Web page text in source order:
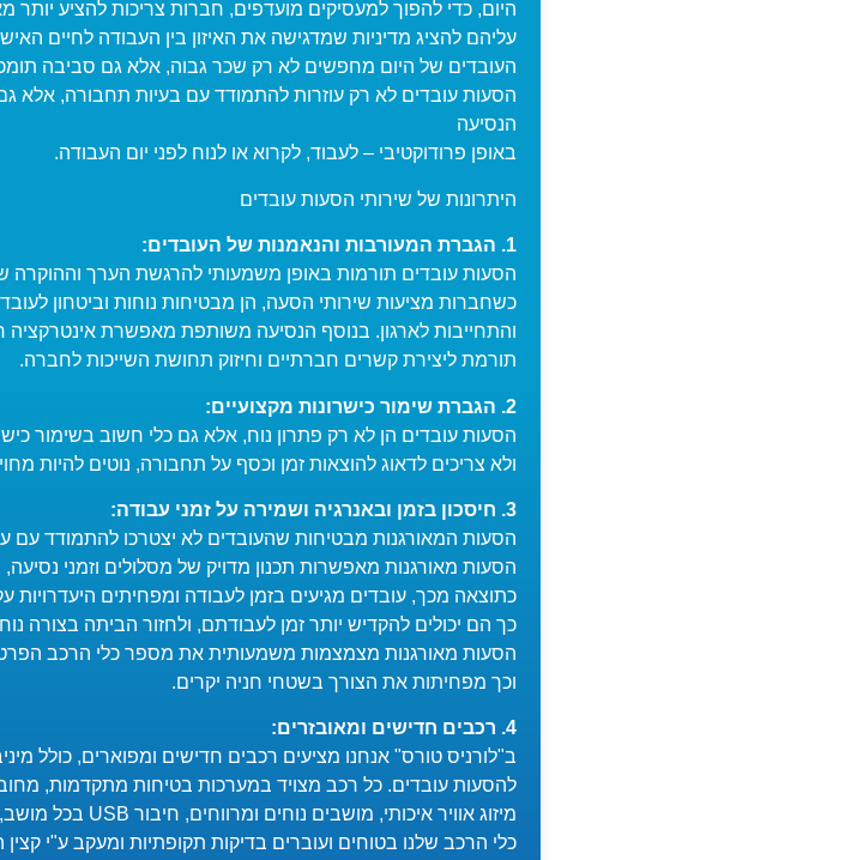
היום, כדי להפוך למעסיקים מועדפים, חברות צריכות להציע
עליהם להציג מדיניות שמדגישה את האיזון בין העבודה לחיים
העובדים של היום מחפשים לא רק שכר גבוה, אלא גם סביבה
הסעות עובדים לא רק עוזרות להתמודד עם בעיות תחבורה, אלא
הנסיעה
באופן פרודוקטיבי – לעבוד, לקרוא או לנוח לפני יום העבודה.
היתרונות של שירותי הסעות עובדים
1. הגברת המעורבות והנאמנות של העובדים:
הסעות עובדים תורמות באופן משמעותי להרגשת הערך
כשחברות מציעות שירותי הסעה, הן מבטיחות נוחות וביטחון
והתחייבות לארגון. בנוסף הנסיעה משותפת מאפשרת אינטרקציה
תורמת ליצירת קשרים חברתיים וחיזוק תחושת השייכות לחברה.
2. הגברת שימור כישרונות מקצועיים:
הסעות עובדים הן לא רק פתרון נוח, אלא גם כלי חשוב בשימור
ולא צריכים לדאוג להוצאות זמן וכסף על תחבורה, נוטים להיות
3. חיסכון בזמן ובאנרגיה ושמירה על זמני עבודה:
הסעות המאורגנות מבטיחות שהעובדים לא יצטרכו להתמודד עם
הסעות מאורגנות מאפשרות תכנון מדויק של מסלולים וזמני
כתוצאה מכך, עובדים מגיעים בזמן לעבודה ומפחיתים היעדרויות
כך הם יכולים להקדיש יותר זמן לעבודתם, ולחזור הביתה בצורה
הסעות מאורגנות מצמצמות משמעותית את מספר כלי הרכב
וכך מפחיתות את הצורך בשטחי חניה יקרים.
4. רכבים חדישים ומאובזרים:
ב"לורניס טורס" אנחנו מציעים רכבים חדישים ומפוארים, כולל
להסעות עובדים. כל רכב מצויד במערכות בטיחות מתקדמות,
מיזוג אוויר איכותי, מושבים נוחים ומרווחים, חיבור USB בכל מושב, כך שהעובדים ייהנו מנסיעה נוחה ומרגיעה.
כלי הרכב שלנו בטוחים ועוברים בדיקות תקופתיות ומעקב ע"י